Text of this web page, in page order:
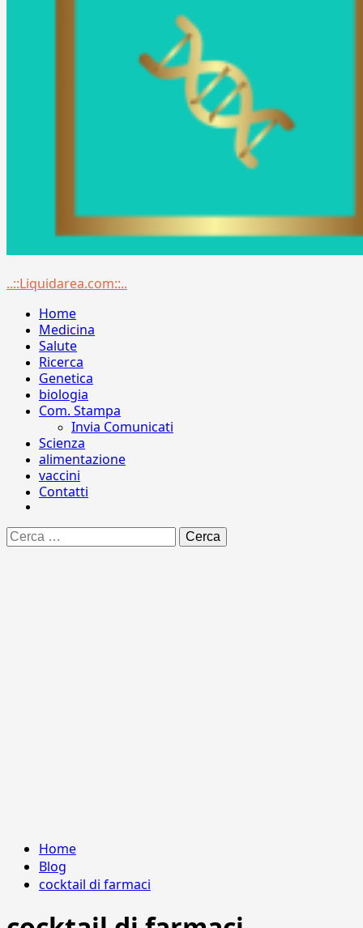
Menu
..::Liquidarea.com::..
Home
Medicina
Salute
Ricerca
Genetica
biologia
Com. Stampa
Invia Comunicati
Scienza
alimentazione
vaccini
Contatti
Ricerca
per:
Home
Blog
cocktail di farmaci